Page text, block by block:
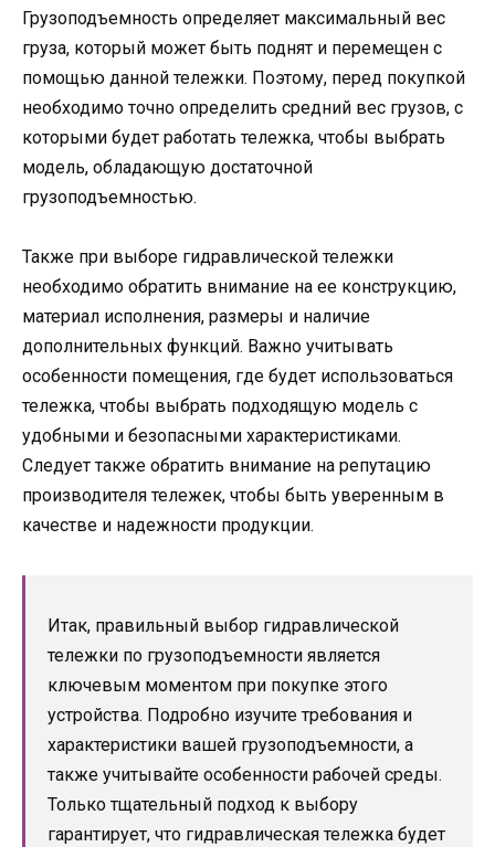
Грузоподъемность определяет максимальный вес
груза, который может быть поднят и перемещен с
помощью данной тележки. Поэтому, перед покупкой
необходимо точно определить средний вес грузов, с
которыми будет работать тележка, чтобы выбрать
модель, обладающую достаточной
грузоподъемностью.
Также при выборе гидравлической тележки
необходимо обратить внимание на ее конструкцию,
материал исполнения, размеры и наличие
дополнительных функций. Важно учитывать
особенности помещения, где будет использоваться
тележка, чтобы выбрать подходящую модель с
удобными и безопасными характеристиками.
Следует также обратить внимание на репутацию
производителя тележек, чтобы быть уверенным в
качестве и надежности продукции.
Итак, правильный выбор гидравлической
тележки по грузоподъемности является
ключевым моментом при покупке этого
устройства. Подробно изучите требования и
характеристики вашей грузоподъемности, а
также учитывайте особенности рабочей среды.
Только тщательный подход к выбору
гарантирует, что гидравлическая тележка будет